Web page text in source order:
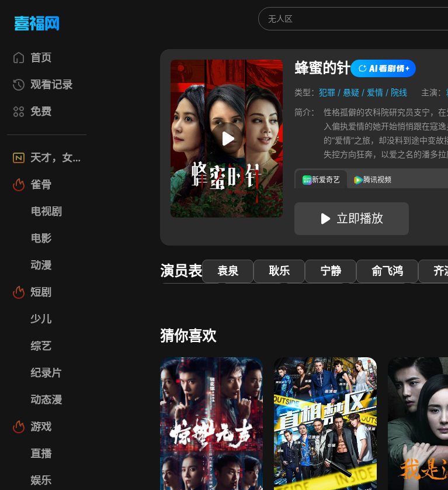
首页
观看记录
免费
天才，女友
雀骨
电视剧
电影
动漫
短剧
少儿
综艺
纪录片
动态漫
游戏
直播
娱乐
蜂蜜的针
类型： 犯罪 / 悬疑 / 爱情 / 院线 主演：
简介：
性格孤僻的农科院研究员支宁，
入偏执爱情的她开始悄悄跟在寇
的“爱情”之旅，却没料到途中变
失控方向狂奔，以爱之名的潘多拉
新爱奇艺 腾讯视频
立即播放
演员表 袁泉 耿乐 宁静 俞飞鸿 齐
猜你喜欢